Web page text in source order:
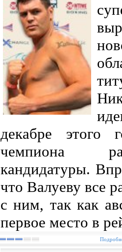
декабре этого
чемпиона
кандидатуры.
что Валуеву все
с ним, так как
первое место в